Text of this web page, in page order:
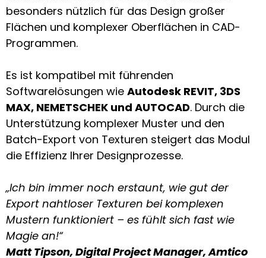
besonders nützlich für das Design großer
Flächen und komplexer Oberflächen in CAD-
Programmen.
Es ist kompatibel mit führenden
Softwarelösungen wie Autodesk REVIT, 3DS
MAX, NEMETSCHEK und AUTOCAD. Durch die
Unterstützung komplexer Muster und den
Batch-Export von Texturen steigert das Modul
die Effizienz Ihrer Designprozesse.
„Ich bin immer noch erstaunt, wie gut der
Export nahtloser Texturen bei komplexen
Mustern funktioniert – es fühlt sich fast wie
Magie an!“
Matt Tipson, Digital Project Manager, Amtico